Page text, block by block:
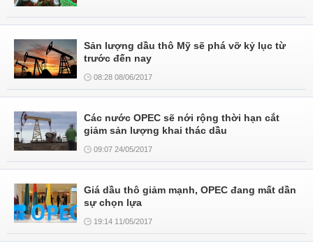
Sản lượng dầu thô Mỹ sẽ phá vỡ kỷ lục từ
trước đến nay
08:28 08/06/2017
Các nước OPEC sẽ nới rộng thời hạn cắt
giảm sản lượng khai thác dầu
09:07 24/05/2017
Giá dầu thô giảm mạnh, OPEC đang mất dần
sự chọn lựa
19:14 11/05/2017